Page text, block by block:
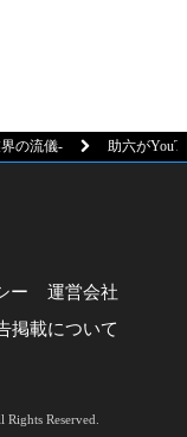
の流儀- 助六が
ー
運営会社
掲載について
Reserved.